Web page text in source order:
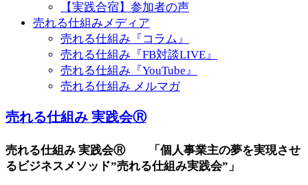
【実践合宿】参加者の声
売れる仕組みメディア
売れる仕組み『コラム』
売れる仕組み『FB対談LIVE』
売れる仕組み『YouTube』
売れる仕組み メルマガ
売れる仕組み 実践会Ⓡ
売れる仕組み 実践会Ⓡ 「個人事業主の夢を実現させ
るビジネスメソッド”売れる仕組み実践会”」